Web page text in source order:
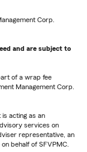
Corp.
and are subject to
of a wrap fee
Management Corp.
acting as an
services on
representative, an
behalf of SFVPMC.